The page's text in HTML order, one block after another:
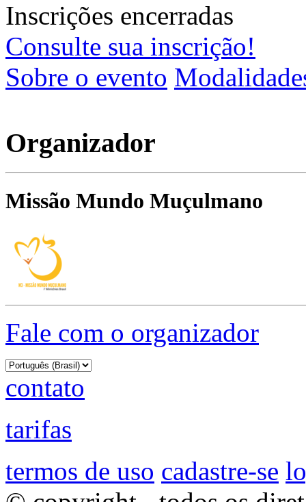
Inscrições encerradas
Consulte sua inscrição!
Sobre o evento
Organizador
Missão Mundo Muçulmano
Fale com o organizador
contato
tarifas
termos de uso cadastre-se